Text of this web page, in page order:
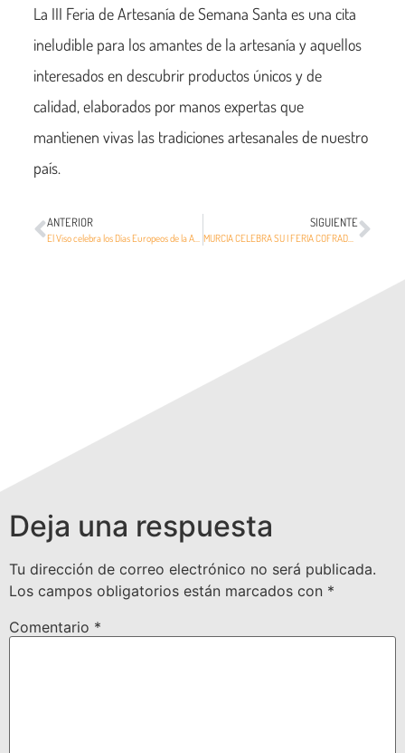
La III Feria de Artesanía de Semana Santa es una cita
ineludible para los amantes de la artesanía y aquellos
interesados en descubrir productos únicos y de
calidad, elaborados por manos expertas que
mantienen vivas las tradiciones artesanales de nuestro
país.
ANTERIOR
El Viso celebra los Días Europeos de la Artesanía el 4 y 5 de abril de 2025
SIGUIENTE
MURCIA CELEBRA SU I FERIA COFRADE: TRADICIÓN Y ARTESANÍA EN SEMANA SANTA
Deja una respuesta
Tu dirección de correo electrónico no será publicada.
Los campos obligatorios están marcados con *
Comentario *